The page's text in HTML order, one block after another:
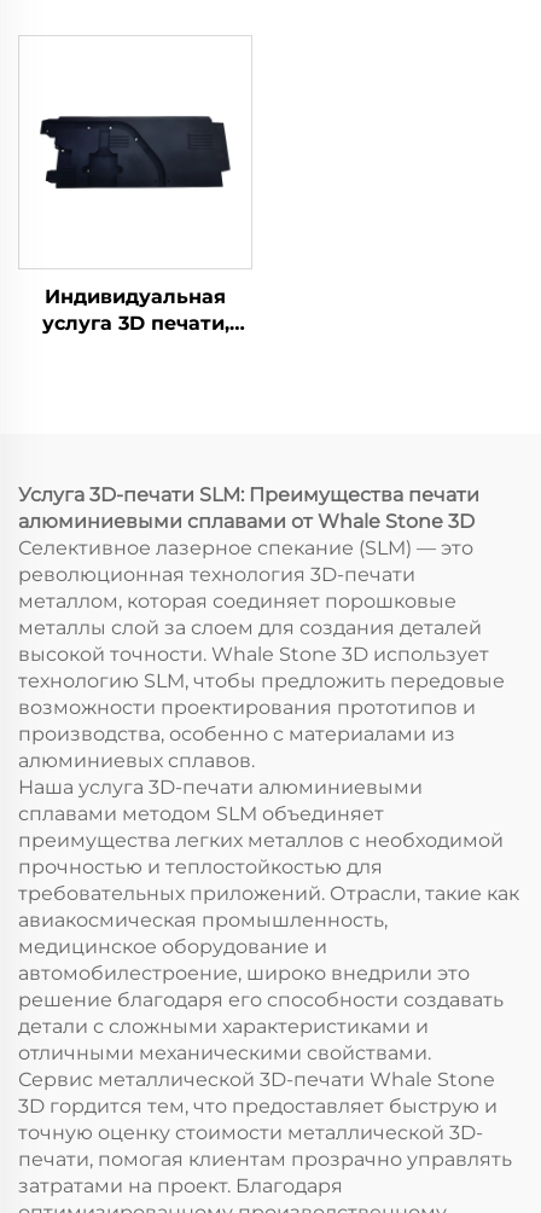
печати PLA SLA SLS
обработка включена
Индивидуальная
услуга 3D печати,
прототипирования
методами SLS/SLA
Услуга 3D-печати SLM: Преимущества печати
алюминиевыми сплавами от Whale Stone 3D
Селективное лазерное спекание (SLM) — это
революционная технология 3D-печати
металлом, которая соединяет порошковые
металлы слой за слоем для создания деталей
высокой точности. Whale Stone 3D использует
технологию SLM, чтобы предложить передовые
возможности проектирования прототипов и
производства, особенно с материалами из
алюминиевых сплавов.
Наша услуга 3D-печати алюминиевыми
сплавами методом SLM объединяет
преимущества легких металлов с необходимой
прочностью и теплостойкостью для
требовательных приложений. Отрасли, такие как
авиакосмическая промышленность,
медицинское оборудование и
автомобилестроение, широко внедрили это
решение благодаря его способности создавать
детали с сложными характеристиками и
отличными механическими свойствами.
Сервис металлической 3D-печати Whale Stone
3D гордится тем, что предоставляет быструю и
точную оценку стоимости металлической 3D-
печати, помогая клиентам прозрачно управлять
затратами на проект. Благодаря